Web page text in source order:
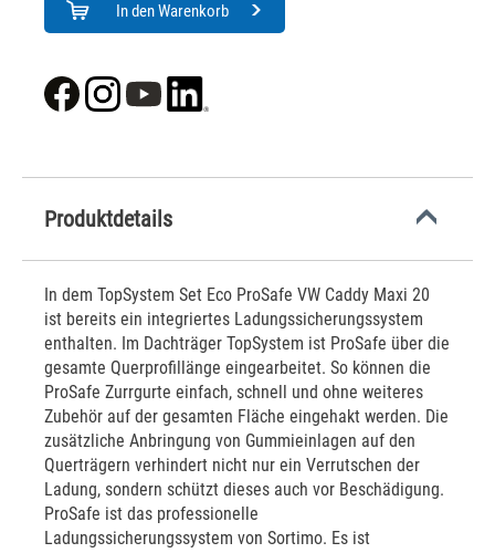
In den Warenkorb
Produktdetails
In dem TopSystem Set Eco ProSafe VW Caddy Maxi 20
ist bereits ein integriertes Ladungssicherungssystem
enthalten. Im Dachträger TopSystem ist ProSafe über die
gesamte Querprofillänge eingearbeitet. So können die
ProSafe Zurrgurte einfach, schnell und ohne weiteres
Zubehör auf der gesamten Fläche eingehakt werden. Die
zusätzliche Anbringung von Gummieinlagen auf den
Querträgern verhindert nicht nur ein Verrutschen der
Ladung, sondern schützt dieses auch vor Beschädigung.
ProSafe ist das professionelle
Ladungssicherungssystem von Sortimo. Es ist